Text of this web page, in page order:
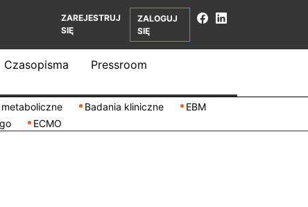
ZAREJESTRUJ
SIĘ
ZALOGUJ
SIĘ
Czasopisma Pressroom
Badania kliniczne
EBM
ECMO